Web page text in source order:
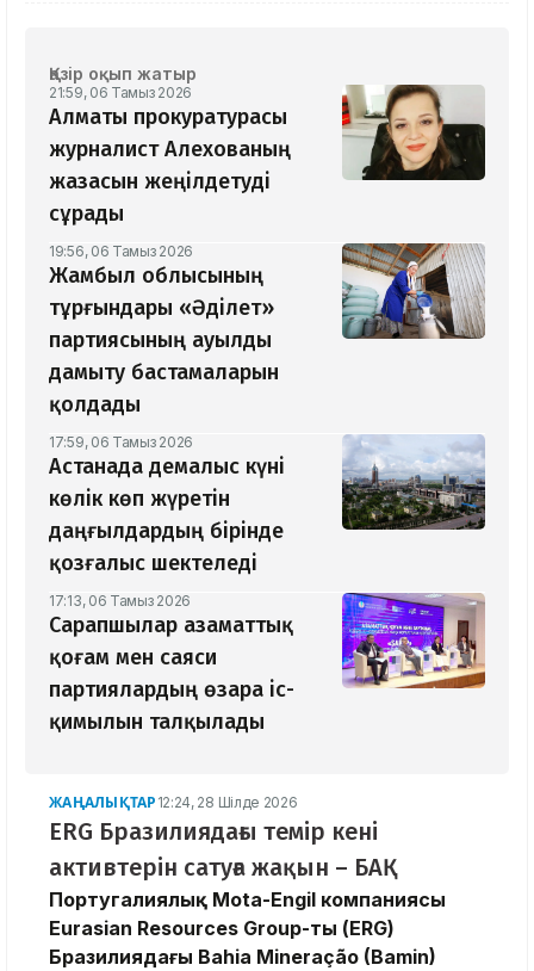
Қазір оқып жатыр
21:59, 06 Тамыз 2026
Алматы прокуратурасы
журналист Алехованың
жазасын жеңілдетуді
сұрады
19:56, 06 Тамыз 2026
Жамбыл облысының
тұрғындары «Әділет»
партиясының ауылды
дамыту бастамаларын
қолдады
17:59, 06 Тамыз 2026
Астанада демалыс күні
көлік көп жүретін
даңғылдардың бірінде
қозғалыс шектеледі
17:13, 06 Тамыз 2026
Сарапшылар азаматтық
қоғам мен саяси
партиялардың өзара іс-
қимылын талқылады
ЖАҢАЛЫҚТАР 12:24, 28 Шілде 2026
ERG Бразилиядағы темір кені
активтерін сатуға жақын – БАҚ
Португалиялық Mota-Engil компаниясы
Eurasian Resources Group-тың (ERG)
Бразилиядағы Bahia Mineração (Bamin)